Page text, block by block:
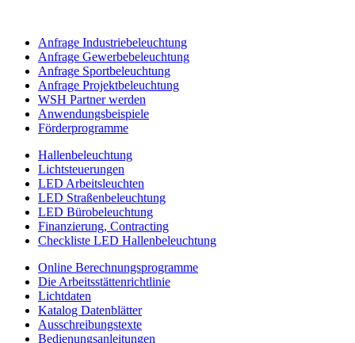
Anfrage Industriebeleuchtung
Anfrage Gewerbebeleuchtung
Anfrage Sportbeleuchtung
Anfrage Projektbeleuchtung
WSH Partner werden
Anwendungsbeispiele
Förderprogramme
Hallenbeleuchtung
Lichtsteuerungen
LED Arbeitsleuchten
LED Straßenbeleuchtung
LED Bürobeleuchtung
Finanzierung, Contracting
Checkliste LED Hallenbeleuchtung
Online Berechnungsprogramme
Die Arbeitsstättenrichtlinie
Lichtdaten
Katalog Datenblätter
Ausschreibungstexte
Bedienungsanleitungen